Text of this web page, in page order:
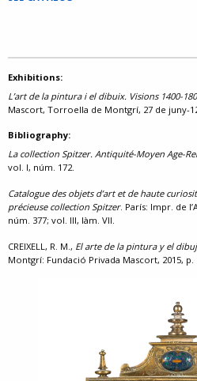
Exhibitions:
L’art de la pintura i el dibuix. Visions 1400-
Mascort, Torroella de Montgrí, 27 de juny-
Bibliography:
La collection Spitzer. Antiquité-Moyen Age-
vol. I, núm. 172.
Catalogue des objets d’art et de haute
précieuse collection Spitzer. París: Impr. de
núm. 377; vol. III, làm. VII.
CREIXELL, R. M., El arte de la pintura y el
Montgrí: Fundació Privada Mascort, 2015, p.